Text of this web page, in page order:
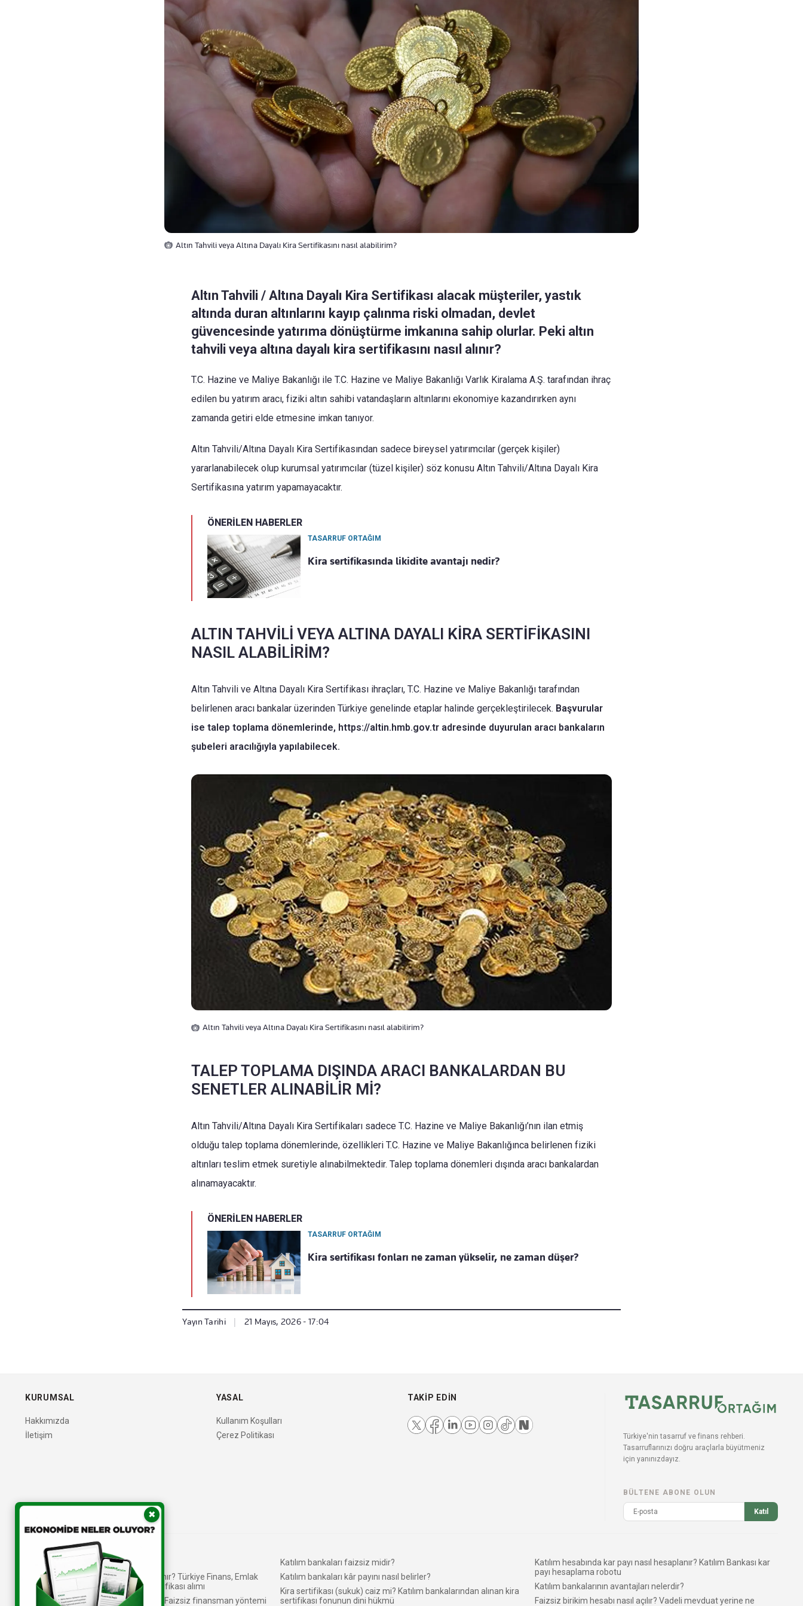
Altın Tahvili veya Altına Dayalı Kira Sertifikasını nasıl alabilirim?
Altın Tahvili / Altına Dayalı Kira Sertifikası alacak müşteriler, yastık
altında duran altınlarını kayıp çalınma riski olmadan, devlet
güvencesinde yatırıma dönüştürme imkanına sahip olurlar. Peki altın
tahvili veya altına dayalı kira sertifikasını nasıl alınır?
T.C. Hazine ve Maliye Bakanlığı ile T.C. Hazine ve Maliye Bakanlığı Varlık Kiralama A.Ş. tarafından ihraç
edilen bu yatırım aracı, fiziki altın sahibi vatandaşların altınlarını ekonomiye kazandırırken aynı
zamanda getiri elde etmesine imkan tanıyor.
Altın Tahvili/Altına Dayalı Kira Sertifikasından sadece bireysel yatırımcılar (gerçek kişiler)
yararlanabilecek olup kurumsal yatırımcılar (tüzel kişiler) söz konusu Altın Tahvili/Altına Dayalı Kira
Sertifikasına yatırım yapamayacaktır.
ÖNERİLEN HABERLER
TASARRUF ORTAĞIM
Kira sertifikasında likidite avantajı nedir?
ALTIN TAHVİLİ VEYA ALTINA DAYALI KİRA SERTİFİKASINI
NASIL ALABİLİRİM?
Altın Tahvili ve Altına Dayalı Kira Sertifikası ihraçları, T.C. Hazine ve Maliye Bakanlığı tarafından
belirlenen aracı bankalar üzerinden Türkiye genelinde etaplar halinde gerçekleştirilecek. Başvurular
ise talep toplama dönemlerinde, https://altin.hmb.gov.tr adresinde duyurulan aracı bankaların
şubeleri aracılığıyla yapılabilecek.
Altın Tahvili veya Altına Dayalı Kira Sertifikasını nasıl alabilirim?
TALEP TOPLAMA DIŞINDA ARACI BANKALARDAN BU
SENETLER ALINABİLİR Mİ?
Altın Tahvili/Altına Dayalı Kira Sertifikaları sadece T.C. Hazine ve Maliye Bakanlığı’nın ilan etmiş
olduğu talep toplama dönemlerinde, özellikleri T.C. Hazine ve Maliye Bakanlığınca belirlenen fiziki
altınları teslim etmek suretiyle alınabilmektedir. Talep toplama dönemleri dışında aracı bankalardan
alınamayacaktır.
ÖNERİLEN HABERLER
TASARRUF ORTAĞIM
Kira sertifikası fonları ne zaman yükselir, ne zaman düşer?
Yayın Tarihi 21 Mayıs, 2026 - 17:04
KURUMSAL
Hakkımızda
İletişim
YASAL
Kullanım Koşulları
Çerez Politikası
TAKIP EDIN
Katılım bankaları nasıl kâr elde eder?
Kira Sertifikası (Sukuk) nedir, nasıl alınır? Türkiye Finans, Emlak
Katılım, Ziraat - Vakıf Katılım kira sertifikası alımı
Faiz hassasiyeti olanlar tercih ediyor! Faizsiz finansman yöntemi
Katılım bankaları faizsiz midir?
Katılım bankaları kâr payını nasıl belirler?
Kira sertifikası (sukuk) caiz mi? Katılım bankalarından alınan kira
sertifikası fonunun dini hükmü
Katılım hesabında kar payı nasıl hesaplanır? Katılım Bankası kar
payı hesaplama robotu
Katılım bankalarının avantajları nelerdir?
Faizsiz birikim hesabı nasıl açılır? Vadeli mevduat yerine ne
Türkiye'nin tasarruf ve finans rehberi.
Tasarruflarınızı doğru araçlarla büyütmeniz
için yanınızdayız.
BÜLTENE ABONE OLUN
Katıl
✖